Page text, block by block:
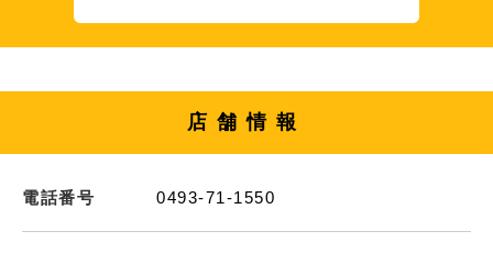
店舗情報
電話番号 0493-71-1550